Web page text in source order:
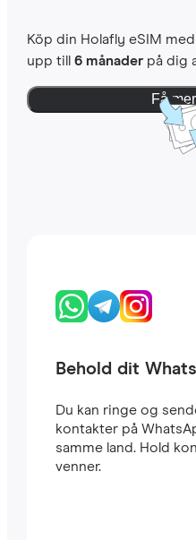
Köp din Holafly eSIM
upp till 6 månaderpå dig
Få
Behold dit
Du kan ringe og
kontakter på
samme land. Hold
venner.